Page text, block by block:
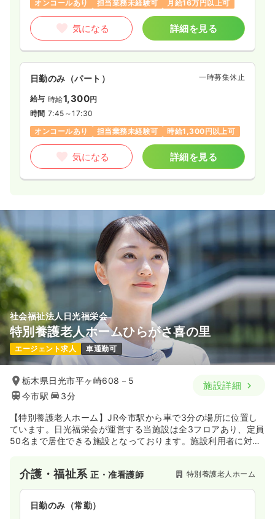
オンコールあり
担当業務未経験可 月給16万円以上可
気になる 詳細を見る
日勤のみ（パート） 一時募集休止
給与 時給1,300円
時間 7:45～17:30
オンコールあり
担当業務未経験可 時給1,300円以上可
気になる 詳細を見る
社会福祉法人日光福栄会
特別養護老人ホームひらがさ喜の里
エージェント求人 車通勤可
栃木県日光市平ヶ崎608－5
今市駅
3分
施設詳細
【特別養護老人ホーム】JR今市駅から車で3分の場所に位置し
ています。日光福栄会が運営する当施設は全3フロアあり、定員
50名まで居住できる施設となっております。施設利用者に対
介護・福祉系正・准看護師 特別養護老人ホーム
日勤のみ（常勤）